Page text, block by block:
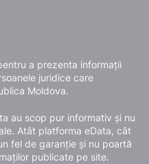
a prezenta informații
juridice care
Moldova.
au scop pur informativ și nu
Atât platforma eData, cât
fel de garanție și nu poartă
publicate pe site.